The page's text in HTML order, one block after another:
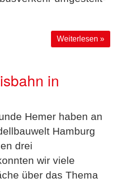
Weiterlesen »
in
Hemer haben an
Hamburg
drei
wir viele
über das Thema